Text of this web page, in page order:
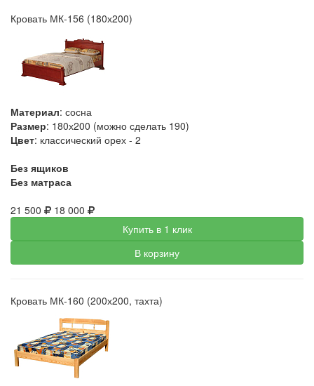
Кровать МК-156 (180х200)
Материал: сосна
Размер: 180х200 (можно сделать 190)
Цвет: классический орех - 2
Без ящиков
Без матраса
21 500
18 000
Купить в 1 клик
В корзину
Кровать МК-160 (200х200, тахта)